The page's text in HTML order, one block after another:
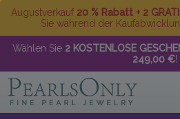
Augustverkauf 20 % Rabatt + 2
Sie während der
Wählen Sie 2 KOSTENLOSE
249,00 €!